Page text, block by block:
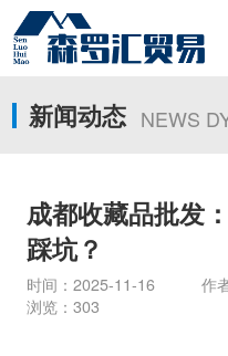
新闻动态 NEWS
成都收藏品批发
踩坑？
时间：2025-11-16 作
浏览：303